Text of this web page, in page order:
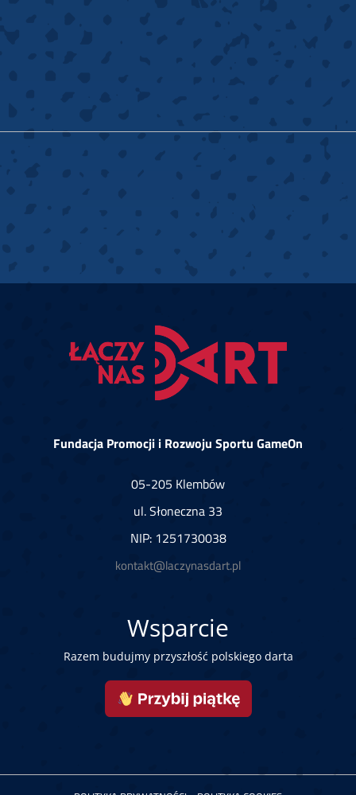
Fundacja Promocji i Rozwoju Sportu GameOn
05-205 Klembów
ul. Słoneczna 33
NIP: 1251730038
kontakt@laczynasdart.pl
Wsparcie
Razem budujmy przyszłość polskiego darta